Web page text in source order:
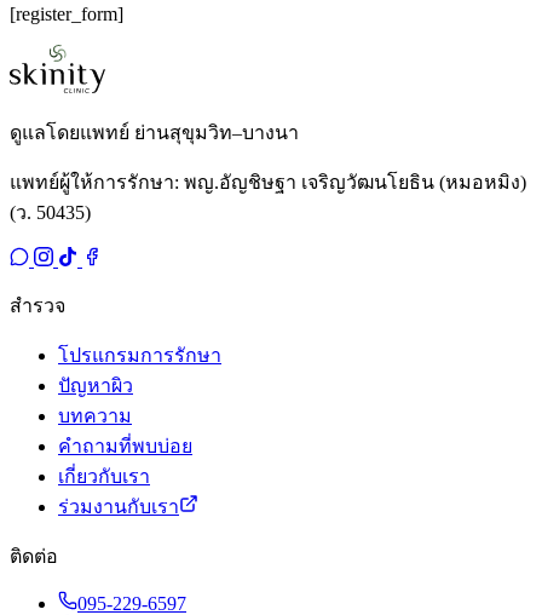
[register_form]
ดูแลโดยแพทย์ ย่านสุขุมวิท–บางนา
แพทย์ผู้ให้การรักษา: พญ.อัญชิษฐา เจริญวัฒนโยธิน (หมอหมิง)
(ว. 50435)
สำรวจ
โปรแกรมการรักษา
ปัญหาผิว
บทความ
คำถามที่พบบ่อย
เกี่ยวกับเรา
ร่วมงานกับเรา
ติดต่อ
095-229-6597